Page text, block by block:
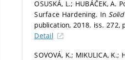
OSUSKÁ, L.; HUBÁČEK,
Surface Hardening. In
publication, 2018. iss. 272,
Detail
SOVOVÁ, K.; MIKULICA,